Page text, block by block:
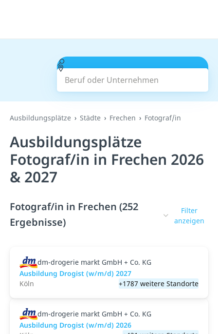
Beruf oder Unternehmen
Suchen
Ausbildungsplätze Städte Frechen Fotograf/in
Ausbildungsplätze
Fotograf/in in Frechen 2026
& 2027
Fotograf/in in Frechen (252
Ergebnisse)
Filter
anzeigen
dm-drogerie markt GmbH + Co. KG
Ausbildung Drogist (w/m/d) 2027
Köln
+1787 weitere Standorte
dm-drogerie markt GmbH + Co. KG
Ausbildung Drogist (w/m/d) 2026